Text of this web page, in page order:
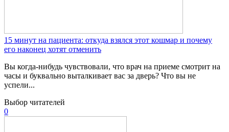
15 минут на пациента: откуда взялся этот кошмар и почему
его наконец хотят отменить
Вы когда-нибудь чувствовали, что врач на приеме смотрит на
часы и буквально выталкивает вас за дверь? Что вы не
успели...
Выбор читателей
0